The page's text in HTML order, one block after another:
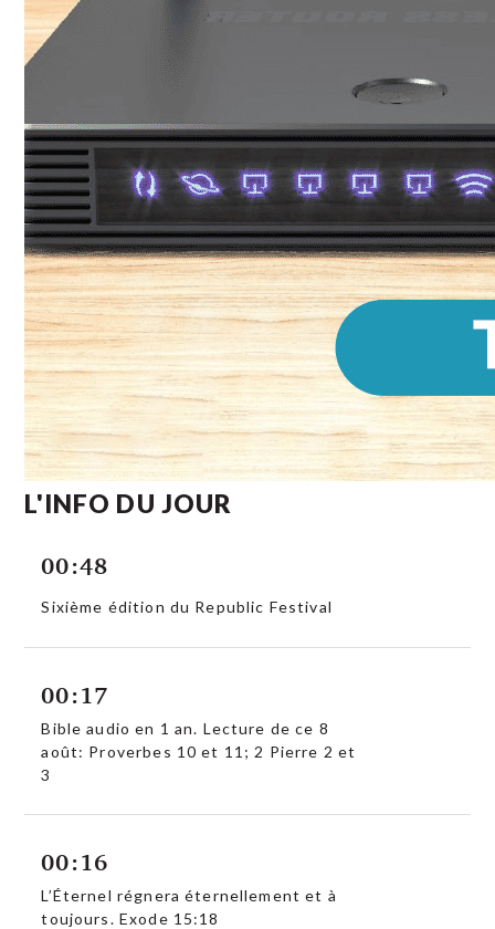
L'INFO DU JOUR
00:48
Sixième édition du Republic Festival
00:17
Bible audio en 1 an. Lecture de ce 8
août: Proverbes 10 et 11; 2 Pierre 2 et
3
00:16
L’Éternel régnera éternellement et à
toujours. Exode 15:18